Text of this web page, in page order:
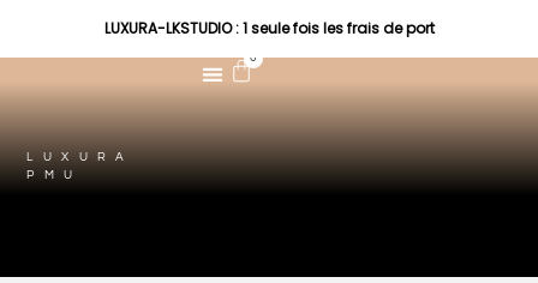
LUXURA-LKSTUDIO : 1 seule fois les frais de port
LUXURA
PMU
0